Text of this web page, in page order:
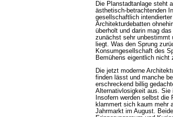
Die Planstadtanlage steht
ästhetisch-betrachtenden
gesellschaftlich
Architekturdebatten
überholt und darin mag
zunächst sehr unbestimmt
liegt. Was den Sprung
Konsumgesellschaft des
Bemühens eigentlich nicht
Die jetzt moderne
finden lässt und manche
erschreckend billig
Alternativlosigkeit aus. Sie
Insofern werden selbst
klammert sich kaum mehr
Jahrmarkt im August.